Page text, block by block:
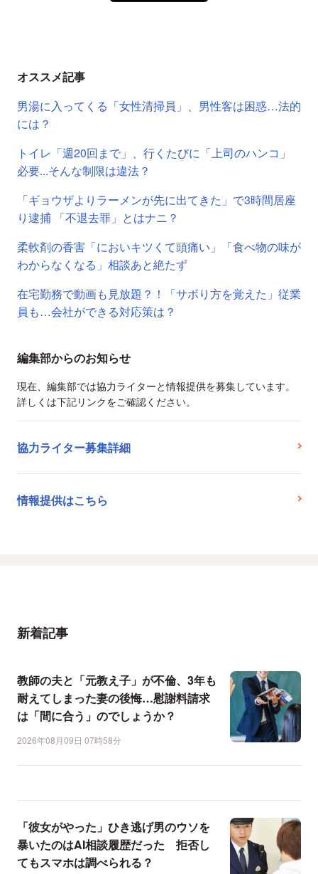
オススメ記事
男湯に入ってくる「女性清掃員」、男性客は困惑…法的
には？
トイレ「週20回まで」、行くたびに「上司のハンコ」
必要...そんな制限は違法？
「ギョウザよりラーメンが先に出てきた」で3時間居座
り逮捕 「不退去罪」とはナニ？
柔軟剤の香害「においキツくて頭痛い」「食べ物の味が
わからなくなる」相談あと絶たず
在宅勤務で動画も見放題？！「サボり方を覚えた」従業
員も…会社ができる対応策は？
編集部からのお知らせ
現在、編集部では協力ライターと情報提供を募集しています。
詳しくは下記リンクをご確認ください。
協力ライター募集詳細
情報提供はこちら
新着記事
教師の夫と「元教え子」が不倫、3年も
耐えてしまった妻の後悔…慰謝料請求
は「間に合う」のでしょうか？
2026年08月09日 07時58分
「彼女がやった」ひき逃げ男のウソを
暴いたのはAI相談履歴だった 拒否し
てもスマホは調べられる？